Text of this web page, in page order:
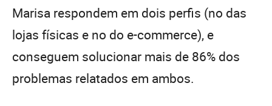
Marisa respondem em dois perfis (no das
lojas físicas e no do e-commerce), e
conseguem solucionar mais de 86% dos
problemas relatados em ambos.